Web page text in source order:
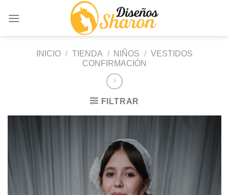
INICIO / TIENDA / NIÑOS / VESTIDOS
CONFIRMACIÓN
FILTRAR